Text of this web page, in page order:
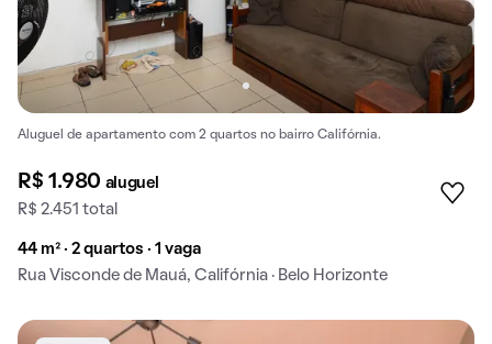
Aluguel de apartamento com 2 quartos no bairro Califórnia.
R$ 1.980 aluguel
R$ 2.451 total
44 m² · 2 quartos · 1 vaga
Rua Visconde de Mauá, Califórnia · Belo Horizonte